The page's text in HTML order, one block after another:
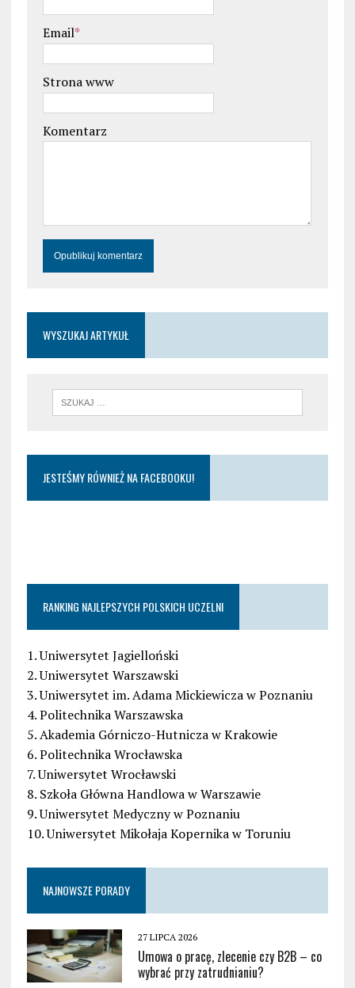
Email*
Strona www
Komentarz
WYSZUKAJ ARTYKUŁ
JESTEŚMY RÓWNIEŻ NA FACEBOOKU!
RANKING NAJLEPSZYCH POLSKICH UCZELNI
1. Uniwersytet Jagielloński
2. Uniwersytet Warszawski
3. Uniwersytet im. Adama Mickiewicza w Poznaniu
4. Politechnika Warszawska
5. Akademia Górniczo-Hutnicza w Krakowie
6. Politechnika Wrocławska
7. Uniwersytet Wrocławski
8. Szkoła Główna Handlowa w Warszawie
9. Uniwersytet Medyczny w Poznaniu
10. Uniwersytet Mikołaja Kopernika w Toruniu
NAJNOWSZE PORADY
27 LIPCA 2026
Umowa o pracę, zlecenie czy B2B – co
wybrać przy zatrudnianiu?